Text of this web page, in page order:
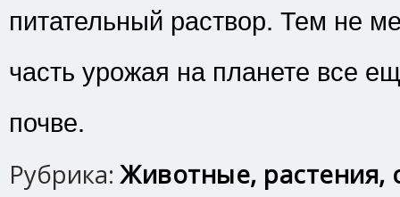
питательный раствор. Тем не
часть урожая на планете все
почве.
Рубрика:Животные, растения,